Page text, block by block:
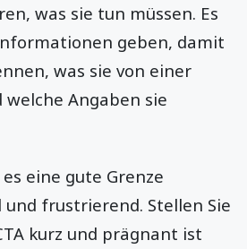
was sie tun müssen. Es
geben, damit
was sie von einer
Angaben sie
eine gute Grenze
frustrierend. Stellen Sie
kurz und prägnant ist